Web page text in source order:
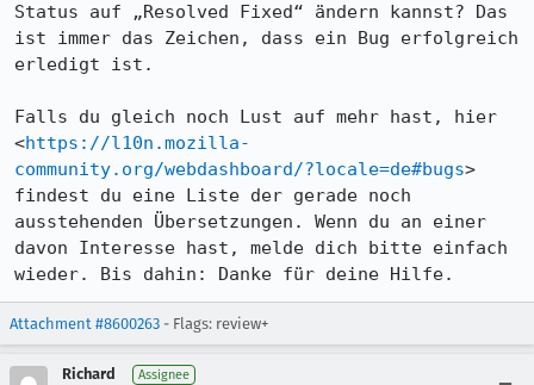
Status auf „Resolved Fixed“ ändern kannst? Das
ist immer das Zeichen, dass ein Bug erfolgreich
erledigt ist.
Falls du gleich noch Lust auf mehr hast, hier
<https://l10n.mozilla-
community.org/webdashboard/?locale=de#bugs>
findest du eine Liste der gerade noch
ausstehenden Übersetzungen. Wenn du an einer
davon Interesse hast, melde dich bitte einfach
wieder. Bis dahin: Danke für deine Hilfe.
Attachment #8600263 - Flags: review+
Richard Assignee